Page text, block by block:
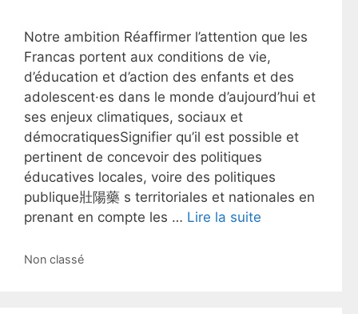
Notre ambition Réaffirmer l’attention que les
Francas portent aux conditions de vie,
d’éducation et d’action des enfants et des
adolescent·es dans le monde d’aujourd’hui et
ses enjeux climatiques, sociaux et
démocratiquesSignifier qu’il est possible et
pertinent de concevoir des politiques
éducatives locales, voire des politiques
publique 壯陽藥 s territoriales et nationales en
prenant en compte les … Lire la suite
Catégories
Non classé